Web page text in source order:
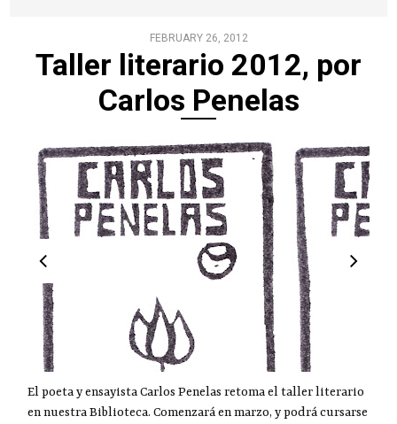
FEBRUARY 26, 2012
Taller literario 2012, por
Carlos Penelas
El poeta y ensayista Carlos Penelas retoma el taller literario
en nuestra Biblioteca. Comenzará en marzo, y podrá cursarse